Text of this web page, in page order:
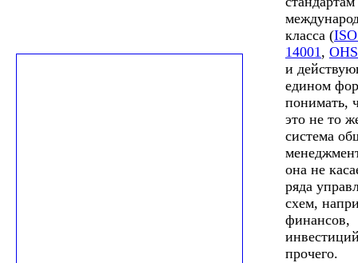
класса (
14001,
и
едином
понимать,
это не то
система
она не
ряда
схем,
финансов,
прочего.